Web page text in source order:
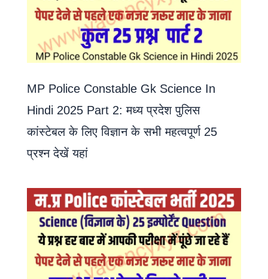
MP Police Constable Gk Science In
Hindi 2025 Part 2: मध्य प्रदेश पुलिस
कांस्टेबल के लिए विज्ञान के सभी महत्वपूर्ण 25
प्रश्न देखें यहां